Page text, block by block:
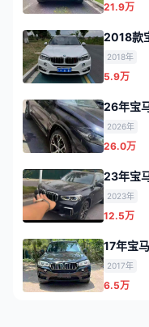
21.9万
2018款
2018年
5.9万
26年宝
2026年
26.0万
23年宝
2023年
12.5万
17年宝
2017年
6.5万